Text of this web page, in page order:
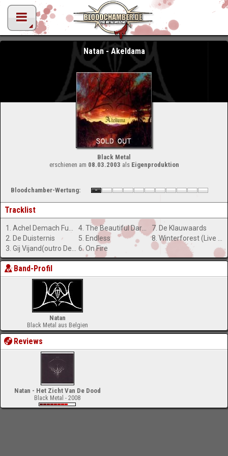
Natan - Akeldama
Black Metal
erschienen am 08.03.2003 als Eigenproduktion
Bloodchamber-Wertung:
Tracklist
2. De Duisternis
5. Endless
6. On Fire
7. De Klauwaards
Band-Profil
Natan
Black Metal aus Belgien
Reviews
Natan - Het Zicht Van De Dood
Black Metal - 2008